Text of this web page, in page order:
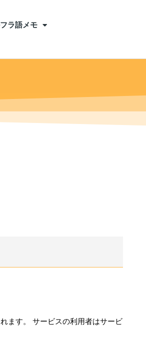
ラ語メモ
ます。 サービスの利用者はサービ